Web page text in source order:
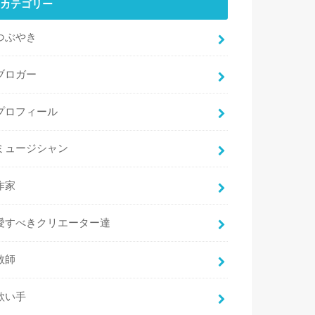
カテゴリー
ぶやき
ロガー
ロフィール
ュージシャン
家
すべきクリエーター達
師
い手